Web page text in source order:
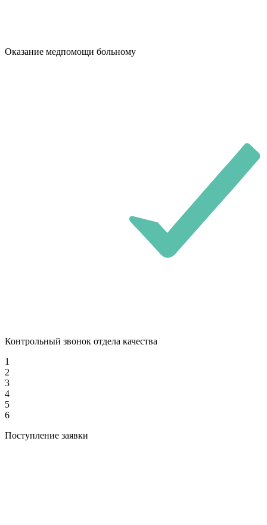
Оказание медпомощи больному
Контрольный звонок отдела качества
1
2
3
4
5
6
Поступление заявки